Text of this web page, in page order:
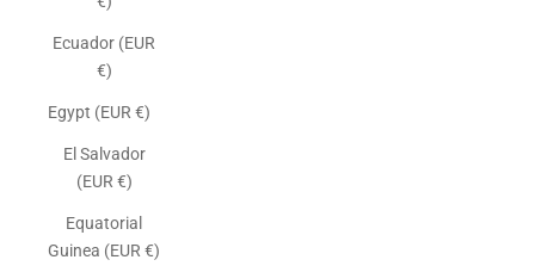
Ecuador (EUR
€)
Egypt (EUR €)
El Salvador
(EUR €)
Equatorial
Guinea (EUR €)